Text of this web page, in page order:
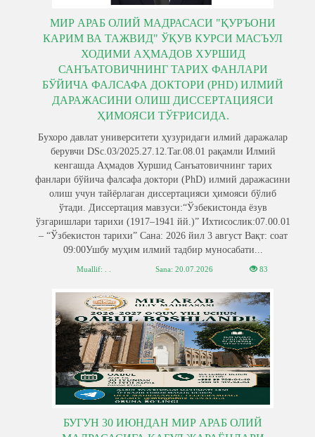
МИР АРАБ ОЛИЙ МАДРАСАСИ "ҚУРЪОНИ
КАРИМ ВА ТАЖВИД" ЎҚУВ КУРСИ МАСЪУЛ
ХОДИМИ АҲМАДОВ ХУРШИД
САНЪАТОВИЧНИНГ ТАРИХ ФАНЛАРИ
БЎЙИЧА ФАЛСАФА ДОКТОРИ (PHD) ИЛМИЙ
ДАРАЖАСИНИ ОЛИШ ДИССЕРТАЦИЯСИ
ҲИМОЯСИ ТЎҒРИСИДА.
Бухоро давлат университети ҳузуридаги илмий даражалар
берувчи DSc.03/2025.27.12.Tar.08.01 рақамли Илмий
кенгашда Аҳмадов Хуршид Санъатовичнинг тарих
фанлари бўйича фалсафа доктори (PhD) илмий даражасини
олиш учун тайёрлаган диссертацияси ҳимояси бўлиб
ўтади. Диссертация мавзуси:“Ўзбекистонда ёзув
ўзгаришлари тарихи (1917–1941 йй.)” Ихтисослик:07.00.01
– “Ўзбекистон тарихи” Сана: 2026 йил 3 август Вақт: соат
09:00Ушбу муҳим илмий тадбир муносабати...
Muallif: . . Sana: 20.07.2026 83
БУГУН 30 ИЮНДАН МИР АРАБ ОЛИЙ